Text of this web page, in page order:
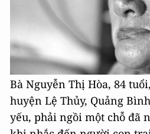
Bà Nguyễn Thị Hòa, 84
huyện Lệ Thủy, Quảng
yếu, phải ngồi một chỗ đã